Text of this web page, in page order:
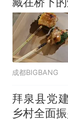
成都BIGBANG
拜泉县党
乡村全面